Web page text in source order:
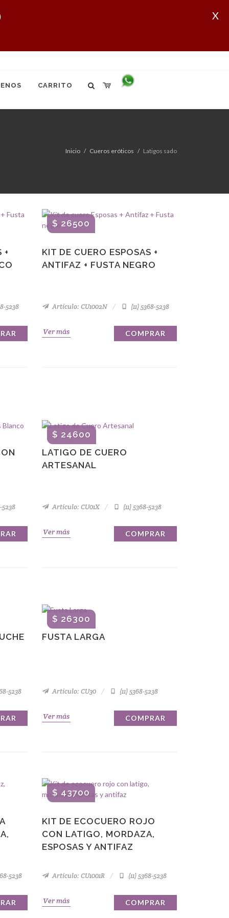
X
CARRITO
Inicio Cueros eróticos Latigos sado
+
5238
KIT DE CUERO ESPOSAS +
ANTIFAZ + FUSTA NEGRO
$ 26500
Artículo: CU1002N (11) 5368-5238
Ver más COMPRAR
5238
LATIGO DE CUERO
ARTESANAL
$ 24600
Artículo: CU01X (11) 5368-5238
Ver más COMPRAR
5238
FUSTA LARGA
$ 26300
Artículo: CU30 (11) 5368-5238
Ver más COMPRAR
5238
KIT DE ECOCUERO ROJO
CON LATIGO, MORDAZA,
ESPOSAS Y ANTIFAZ
$ 43700
Artículo: CU1001R (11) 5368-5238
Ver más COMPRAR